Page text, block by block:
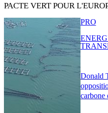
PACTE VERT POUR
Donald
carbone
PRO